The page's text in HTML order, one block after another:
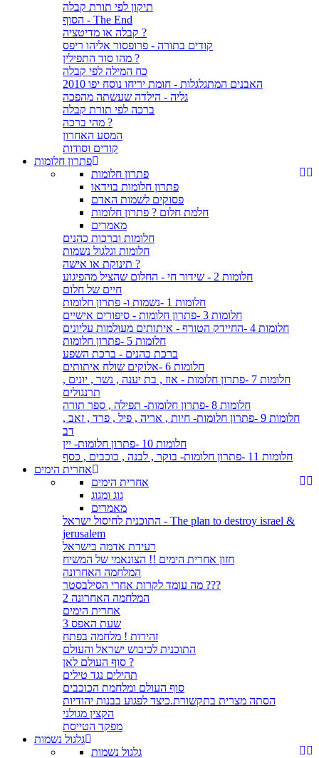
תיקון לפי תורת קבלה
הסוף - The End
קבלה או מדיטציה ?
קודים בתורה - פרופסור אליהו ריפס
מהו סוד התפילין ?
כח המילה לפי קבלה
האבנים המתגלגלות - חומת יריחו נוסח יפו 2010
גליה - הילדה שעשתה מהפכה
ברכה לפי תורת קבלה
מהי ברכה ?
המסע האחרון
קודים וסודות
פתרון חלומות
פתרון חלומות
פתרון חלומות בוידאו
פסוקים לשמות האדם
חלמת חלום ? פתרון חלומות
מאמרים
חלומות וברכות כהנים
חלומות וגלגול נשמות
תינוקת או אישה ?
חלומות 2 - שידור חי - החלום שהציל מהפיגוע
חיים של חלום
חלומות 1 -נשמות ו- פתרון חלומות
חלומות 3 -פתרון חלומות - סיפורים אישיים
חלומות 4 -החיידק הטורף - איתותים מעולמות עליונים
חלומות 5 -פתרון חלומות
ברכת כהנים - ברכת השפע
חלומות 6 -אלוקים שולח איתותים
חלומות 7 -פתרון חלומות - אוז , בת יענה , נשר , יונים ,
תרנגולים
חלומות 8 -פתרון חלומות- תפילה , ספר תורה
חלומות 9 -פתרון חלומות- חיות , אריה , פיל , פרד , זאב ,
דב
חלומות 10 -פתרון חלומות- יין
חלומות 11 -פתרון חלומות- בוקר , לבנה , כוכבים , כסף
אחרית הימים
אחרית הימים
גוג ומגוג
מאמרים
התוכנית לחיסול ישראל - The plan to destroy israel &
jerusalem
רעידת אדמה בישראל
חזון אחרית הימים !! הצונאמי של המשיח
המלחמה האחרונה
מה עומד לקרות אחרי הסילבסטר ???
המלחמה האחרונה 2
אחרית הימים
שעת האפס 3
זהירות ! מלחמה בפתח
התוכנית לכיבוש ישראל והעולם
סוף העולם לאן ?
תהילים נגד טילים
סוף העולם ומלחמת הכוכבים
הסתה מצרית בתקשורת.כיצד לפגוע בבנות יהודיות
הקצין מגולני
מפקד הטייסת
גלגול נשמות
גלגול נשמות